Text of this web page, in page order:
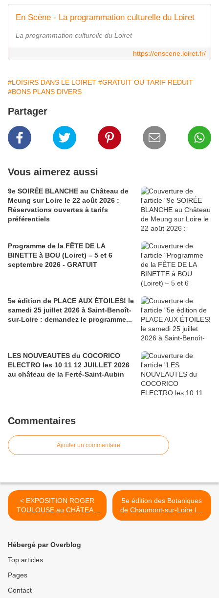
En Scène - La programmation culturelle du Loiret
La programmation culturelle du Loiret
https://enscene.loiret.fr/
#LOISIRS DANS LE LOIRET #GRATUIT OU TARIF REDUIT
#BONS PLANS DIVERS
Partager
Vous aimerez aussi
9e SOIRÉE BLANCHE au Château de
Meung sur Loire le 22 août 2026 :
Réservations ouvertes à tarifs
préférentiels
Programme de la FÊTE DE LA
BINETTE à BOU (Loiret) – 5 et 6
septembre 2026 - GRATUIT
5e édition de PLACE AUX ÉTOILES! le
samedi 25 juillet 2026 à Saint-Benoît-
sur-Loire : demandez le programme...
LES NOUVEAUTES du COCORICO
ELECTRO les 10 11 12 JUILLET 2026
au château de la Ferté-Saint-Aubin
Commentaires
Ajouter un commentaire
< EXPOSITION ROGER
TOULOUSE au CHÂTEAU
DE MEUNG SUR LOIRE du
5e édition des Botaniques
de Chaumont-sur-Loire les
16 et 17 septembre 2023 >
Hébergé par Overblog
Top articles
Pages
Contact